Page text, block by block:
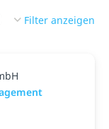
Filter anzeigen